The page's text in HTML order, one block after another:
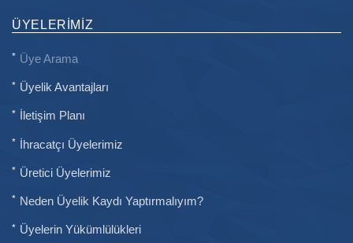
ÜYELERIMIZ
Üye Arama
Üyelik Avantajları
İletişim Planı
İhracatçı Üyelerimiz
Üretici Üyelerimiz
Neden Üyelik Kaydı Yaptırmalıyım?
Üyelerin Yükümlülükleri